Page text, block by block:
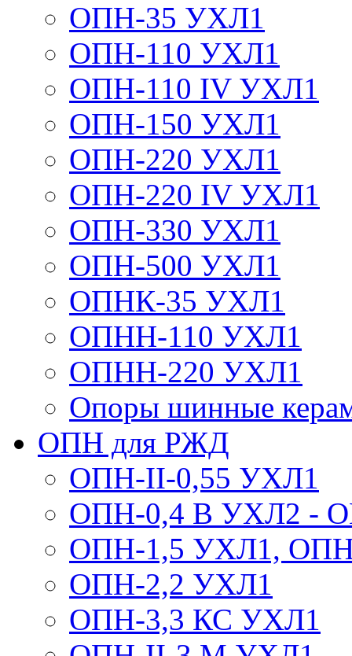
ОПН-35 УХЛ1
ОПН-110 УХЛ1
ОПН-110 IV УХЛ1
ОПН-150 УХЛ1
ОПН-220 УХЛ1
ОПН-220 IV УХЛ1
ОПН-330 УХЛ1
ОПН-500 УХЛ1
ОПНК-35 УХЛ1
ОПНН-110 УХЛ1
ОПНН-220 УХЛ1
Опоры шинные
ОПН для РЖД
ОПН-II-0,55 УХЛ1
ОПН-0,4 В УХЛ2 -
ОПН-1,5 УХЛ1,
ОПН-2,2 УХЛ1
ОПН-3,3 КС УХЛ1